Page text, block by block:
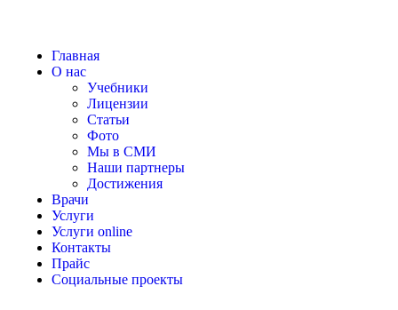
Главная
О нас
Учебники
Лицензии
Статьи
Фото
Мы в СМИ
Наши партнеры
Достижения
Врачи
Услуги
Услуги online
Контакты
Прайс
Социальные проекты